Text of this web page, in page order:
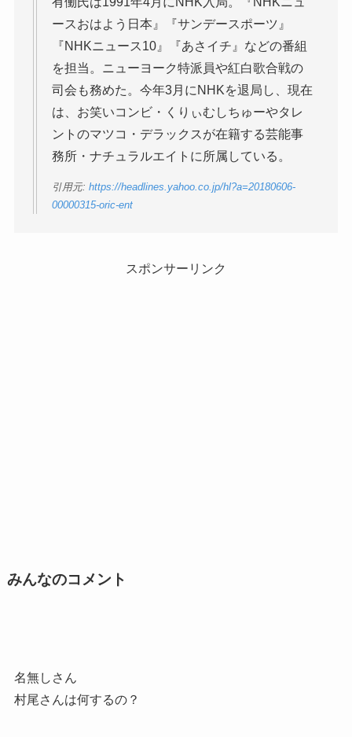
ースおはよう日本』『サンデースポーツ』
『NHKニュース10』『あさイチ』などの番組
を担当。ニューヨーク特派員や紅白歌合戦の
司会も務めた。今年3月にNHKを退局し、現在
は、お笑いコンビ・くりぃむしちゅーやタレ
ントのマツコ・デラックスが在籍する芸能事
務所・ナチュラルエイトに所属している。
引用元: https://headlines.yahoo.co.jp/hl?a=20180606-
00000315-oric-ent
スポンサーリンク
みんなのコメント
名無しさん
村尾さんは何するの？